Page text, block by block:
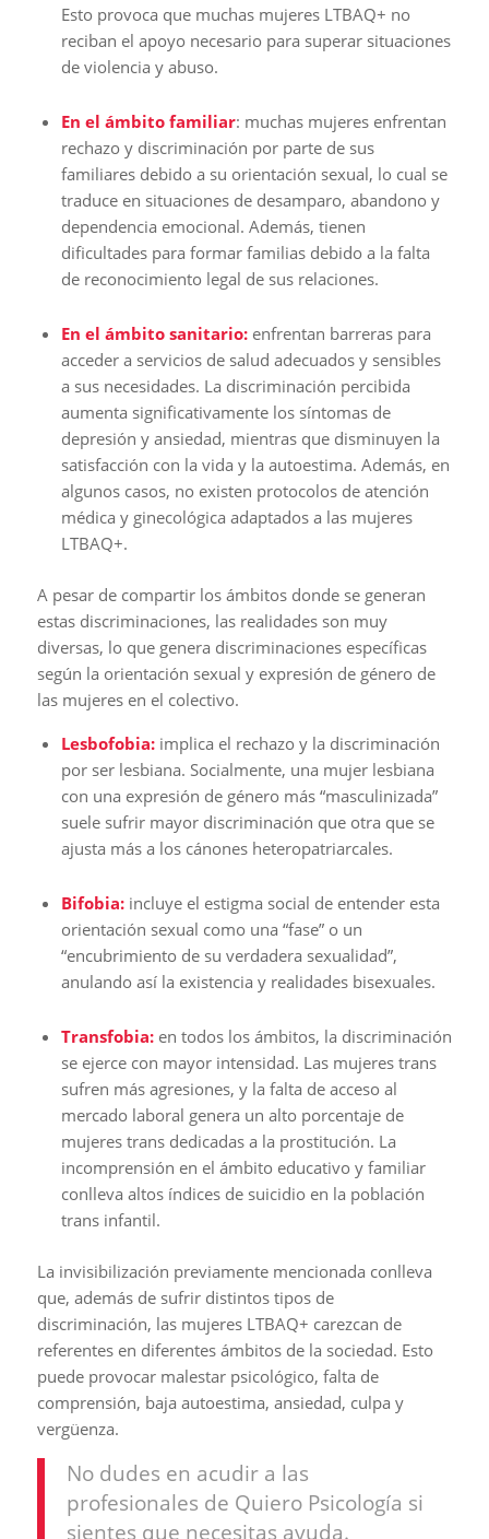
Esto provoca que muchas mujeres LTBAQ+ no
reciban el apoyo necesario para superar situaciones
de violencia y abuso.
En el ámbito familiar: muchas mujeres enfrentan
rechazo y discriminación por parte de sus
familiares debido a su orientación sexual, lo cual se
traduce en situaciones de desamparo, abandono y
dependencia emocional. Además, tienen
dificultades para formar familias debido a la falta
de reconocimiento legal de sus relaciones.
En el ámbito sanitario:enfrentan barreras para
acceder a servicios de salud adecuados y sensibles
a sus necesidades. La discriminación percibida
aumenta significativamente los síntomas de
depresión y ansiedad, mientras que disminuyen la
satisfacción con la vida y la autoestima. Además, en
algunos casos, no existen protocolos de atención
médica y ginecológica adaptados a las mujeres
LTBAQ+.
A pesar de compartir los ámbitos donde se generan
estas discriminaciones, las realidades son muy
diversas, lo que genera discriminaciones específicas
según la orientación sexual y expresión de género de
las mujeres en el colectivo.
Lesbofobia: implica el rechazo y la discriminación
por ser lesbiana. Socialmente, una mujer lesbiana
con una expresión de género más “masculinizada”
suele sufrir mayor discriminación que otra que se
ajusta más a los cánones heteropatriarcales.
Bifobia: incluye el estigma social de entender esta
orientación sexual como una “fase” o un
“encubrimiento de su verdadera sexualidad”,
anulando así la existencia y realidades bisexuales.
Transfobia:en todos los ámbitos, la discriminación
se ejerce con mayor intensidad. Las mujeres trans
sufren más agresiones, y la falta de acceso al
mercado laboral genera un alto porcentaje de
mujeres trans dedicadas a la prostitución. La
incomprensión en el ámbito educativo y familiar
conlleva altos índices de suicidio en la población
trans infantil.
La invisibilización previamente mencionada conlleva
que, además de sufrir distintos tipos de
discriminación, las mujeres LTBAQ+ carezcan de
referentes en diferentes ámbitos de la sociedad. Esto
puede provocar malestar psicológico, falta de
comprensión, baja autoestima, ansiedad, culpa y
vergüenza.
No dudes en acudir a las
profesionales de Quiero Psicología si
sientes que necesitas ayuda.